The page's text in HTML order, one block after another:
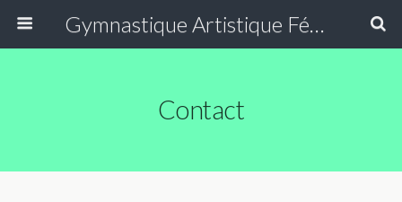
Gymnastique Artistique Féminine
Contact